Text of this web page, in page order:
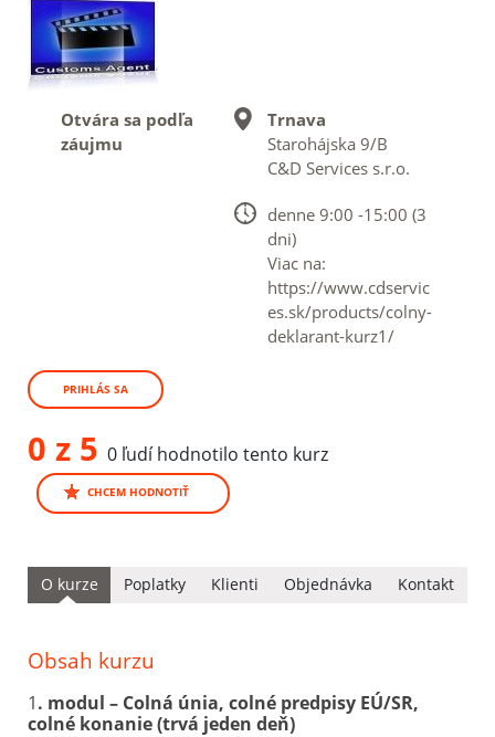
Otvára sa podľa
záujmu
Trnava
Starohájska 9/B
C&D Services s.r.o.
denne 9:00 -15:00 (3
dni)
Viac na:
https://www.cdservic
es.sk/products/colny-
deklarant-kurz1/
PRIHLÁS SA
0 z 5 0 ľudí hodnotilo tento kurz
CHCEM HODNOTIŤ
O kurze Poplatky Klienti Objednávka Kontakt
Obsah kurzu
1. modul – Colná únia, colné predpisy EÚ/SR,
colné konanie (trvá jeden deň)